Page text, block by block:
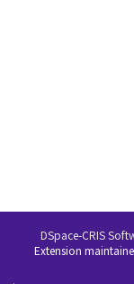
DSpace-CRIS
Extension